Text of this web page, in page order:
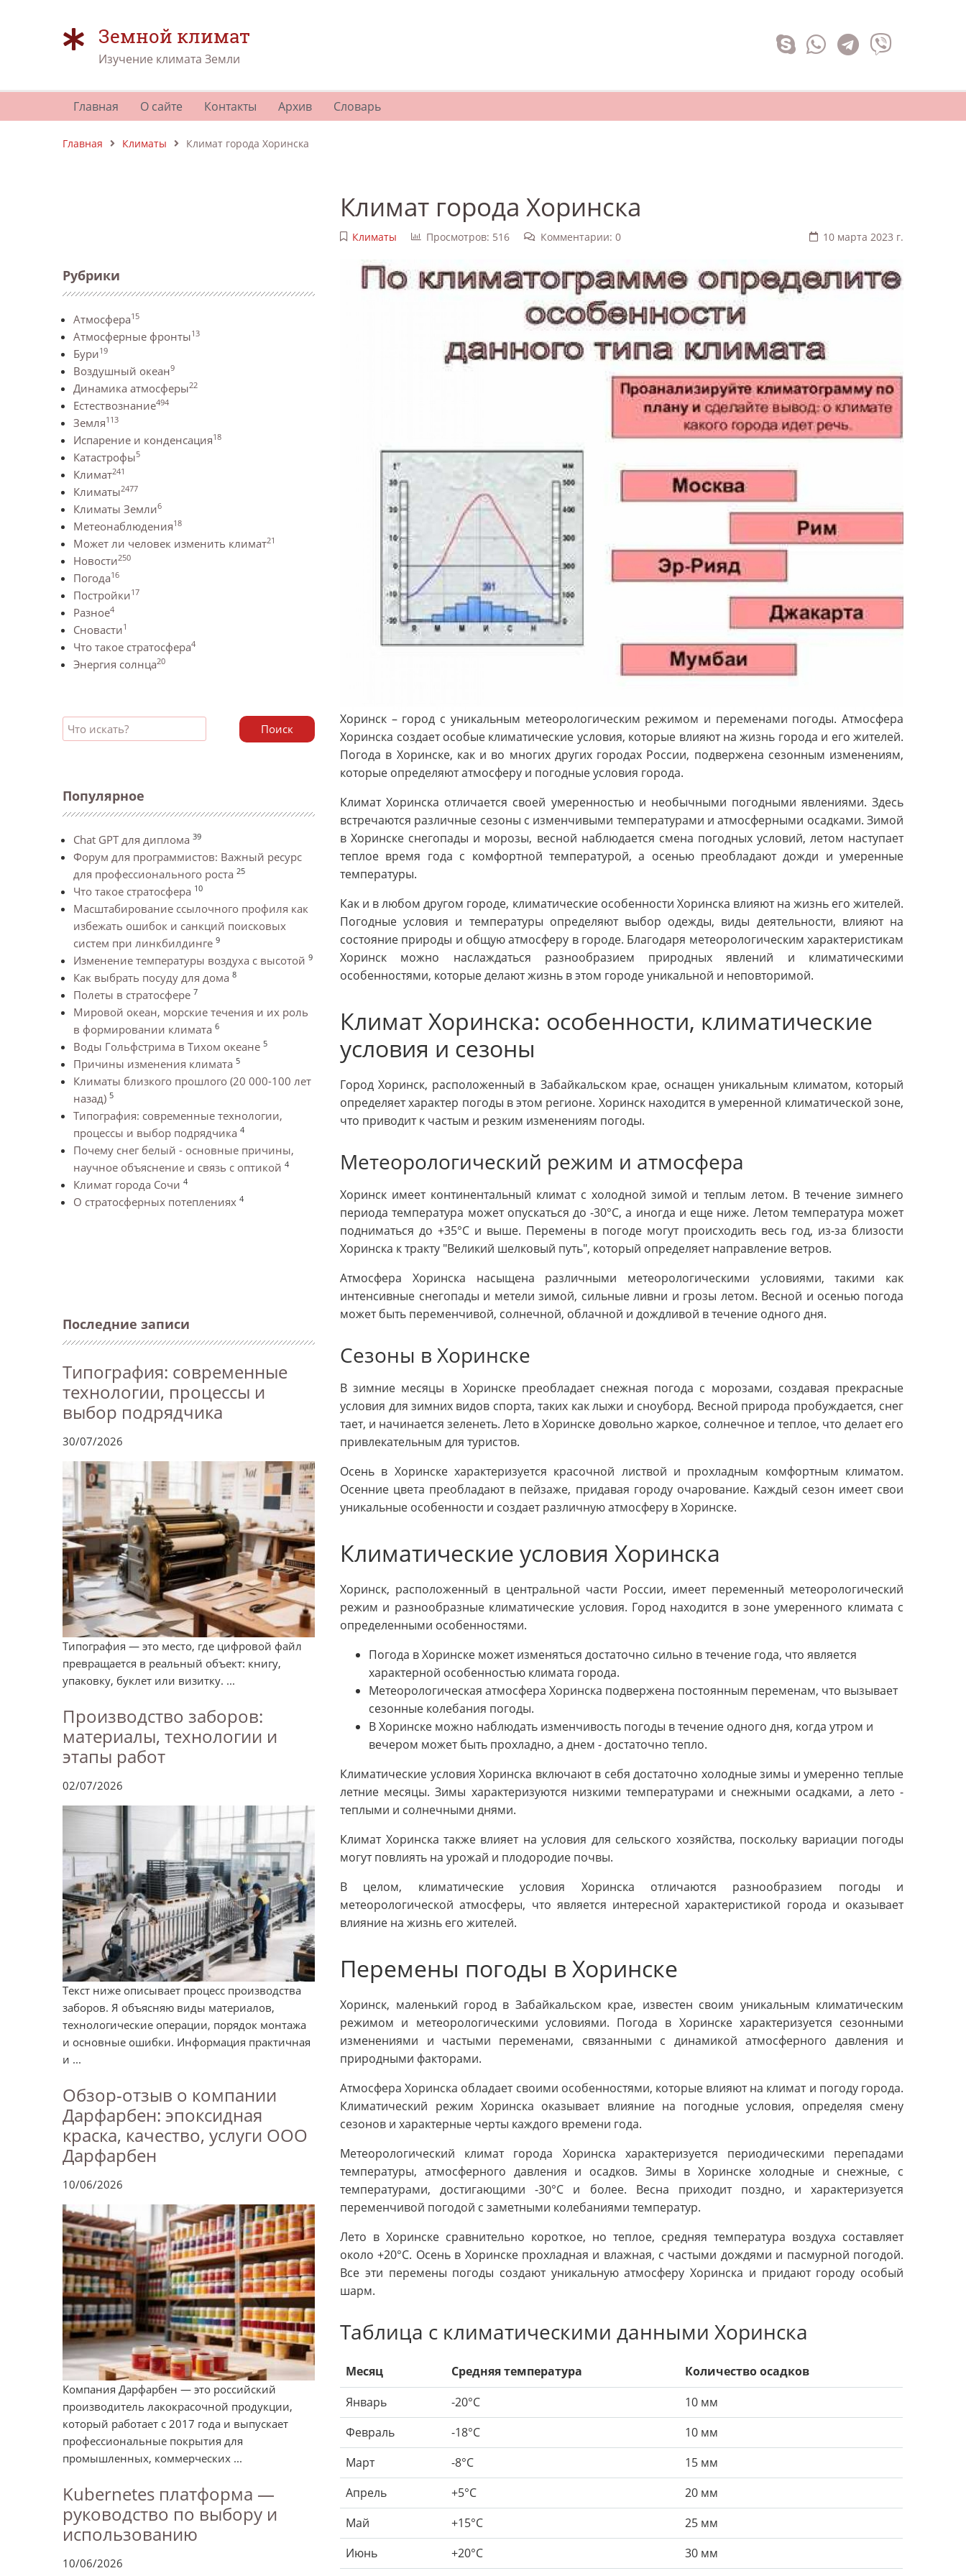
Земной климат
Изучение климата Земли
Главная О сайте Контакты Архив Словарь
Главная Климаты Климат города Хоринска
Рубрики
Атмосфера15
Атмосферные фронты13
Бури19
Воздушный океан9
Динамика атмосферы22
Естествознание494
Земля113
Испарение и конденсация18
Катастрофы5
Климат241
Климаты2477
Климаты Земли6
Метеонаблюдения18
Может ли человек изменить климат21
Новости250
Погода16
Постройки17
Разное4
Сновасти1
Что такое стратосфера4
Энергия солнца20
Поиск
Популярное
Chat GPT для диплома 39
Форум для программистов: Важный ресурс
для профессионального роста 25
Что такое стратосфера 10
Масштабирование ссылочного профиля как
избежать ошибок и санкций поисковых
систем при линкбилдинге 9
Изменение температуры воздуха с высотой 9
Как выбрать посуду для дома 8
Полеты в стратосфере 7
Мировой океан, морские течения и их роль
в формировании климата 6
Воды Гольфстрима в Тихом океане 5
Причины изменения климата 5
Климаты близкого прошлого (20 000-100 лет
назад) 5
Типография: современные технологии,
процессы и выбор подрядчика 4
Почему снег белый - основные причины,
научное объяснение и связь с оптикой 4
Климат города Сочи 4
О стратосферных потеплениях 4
Последние записи
Типография: современные
технологии, процессы и
выбор подрядчика
30/07/2026
Типография — это место, где цифровой файл
превращается в реальный объект: книгу,
упаковку, буклет или визитку. ...
Производство заборов:
материалы, технологии и
этапы работ
02/07/2026
Текст ниже описывает процесс производства
заборов. Я объясняю виды материалов,
технологические операции, порядок монтажа
и основные ошибки. Информация практичная
и ...
Обзор-отзыв о компании
Дарфарбен: эпоксидная
краска, качество, услуги ООО
Дарфарбен
10/06/2026
Компания Дарфарбен — это российский
производитель лакокрасочной продукции,
который работает с 2017 года и выпускает
профессиональные покрытия для
промышленных, коммерческих ...
Kubernetes платформа —
руководство по выбору и
использованию
10/06/2026
Климат города Хоринска
Климаты Просмотров: 516 Комментарии: 0 10 марта 2023 г.
Хоринск – город с уникальным метеорологическим режимом и переменами погоды. Атмосфера
Хоринска создает особые климатические условия, которые влияют на жизнь города и его жителей.
Погода в Хоринске, как и во многих других городах России, подвержена сезонным изменениям,
которые определяют атмосферу и погодные условия города.
Климат Хоринска отличается своей умеренностью и необычными погодными явлениями. Здесь
встречаются различные сезоны с изменчивыми температурами и атмосферными осадками. Зимой
в Хоринске снегопады и морозы, весной наблюдается смена погодных условий, летом наступает
теплое время года с комфортной температурой, а осенью преобладают дожди и умеренные
температуры.
Как и в любом другом городе, климатические особенности Хоринска влияют на жизнь его жителей.
Погодные условия и температуры определяют выбор одежды, виды деятельности, влияют на
состояние природы и общую атмосферу в городе. Благодаря метеорологическим характеристикам
Хоринск можно наслаждаться разнообразием природных явлений и климатическими
особенностями, которые делают жизнь в этом городе уникальной и неповторимой.
Климат Хоринска: особенности, климатические
условия и сезоны
Город Хоринск, расположенный в Забайкальском крае, оснащен уникальным климатом, который
определяет характер погоды в этом регионе. Хоринск находится в умеренной климатической зоне,
что приводит к частым и резким изменениям погоды.
Метеорологический режим и атмосфера
Хоринск имеет континентальный климат с холодной зимой и теплым летом. В течение зимнего
периода температура может опускаться до -30°C, а иногда и еще ниже. Летом температура может
подниматься до +35°C и выше. Перемены в погоде могут происходить весь год, из-за близости
Хоринска к тракту "Великий шелковый путь", который определяет направление ветров.
Атмосфера Хоринска насыщена различными метеорологическими условиями, такими как
интенсивные снегопады и метели зимой, сильные ливни и грозы летом. Весной и осенью погода
может быть переменчивой, солнечной, облачной и дождливой в течение одного дня.
Сезоны в Хоринске
В зимние месяцы в Хоринске преобладает снежная погода с морозами, создавая прекрасные
условия для зимних видов спорта, таких как лыжи и сноуборд. Весной природа пробуждается, снег
тает, и начинается зеленеть. Лето в Хоринске довольно жаркое, солнечное и теплое, что делает его
привлекательным для туристов.
Осень в Хоринске характеризуется красочной листвой и прохладным комфортным климатом.
Осенние цвета преобладают в пейзаже, придавая городу очарование. Каждый сезон имеет свои
уникальные особенности и создает различную атмосферу в Хоринске.
Климатические условия Хоринска
Хоринск, расположенный в центральной части России, имеет переменный метеорологический
режим и разнообразные климатические условия. Город находится в зоне умеренного климата с
определенными особенностями.
Погода в Хоринске может изменяться достаточно сильно в течение года, что является
характерной особенностью климата города.
Метеорологическая атмосфера Хоринска подвержена постоянным переменам, что вызывает
сезонные колебания погоды.
В Хоринске можно наблюдать изменчивость погоды в течение одного дня, когда утром и
вечером может быть прохладно, а днем - достаточно тепло.
Климатические условия Хоринска включают в себя достаточно холодные зимы и умеренно теплые
летние месяцы. Зимы характеризуются низкими температурами и снежными осадками, а лето -
теплыми и солнечными днями.
Климат Хоринска также влияет на условия для сельского хозяйства, поскольку вариации погоды
могут повлиять на урожай и плодородие почвы.
В целом, климатические условия Хоринска отличаются разнообразием погоды и
метеорологической атмосферы, что является интересной характеристикой города и оказывает
влияние на жизнь его жителей.
Перемены погоды в Хоринске
Хоринск, маленький город в Забайкальском крае, известен своим уникальным климатическим
режимом и метеорологическими условиями. Погода в Хоринске характеризуется сезонными
изменениями и частыми переменами, связанными с динамикой атмосферного давления и
природными факторами.
Атмосфера Хоринска обладает своими особенностями, которые влияют на климат и погоду города.
Климатический режим Хоринска оказывает влияние на погодные условия, определяя смену
сезонов и характерные черты каждого времени года.
Метеорологический климат города Хоринска характеризуется периодическими перепадами
температуры, атмосферного давления и осадков. Зимы в Хоринске холодные и снежные, с
температурами, достигающими -30°C и более. Весна приходит поздно, и характеризуется
переменчивой погодой с заметными колебаниями температур.
Лето в Хоринске сравнительно короткое, но теплое, средняя температура воздуха составляет
около +20°C. Осень в Хоринске прохладная и влажная, с частыми дождями и пасмурной погодой.
Все эти перемены погоды создают уникальную атмосферу Хоринска и придают городу особый
шарм.
Таблица с климатическими данными Хоринска
Месяц Средняя температура
Количество осадков
Январь
-20°C
10 мм
Февраль
-18°C
10 мм
Март
-8°C
15 мм
Апрель
+5°C
20 мм
Май
+15°C
25 мм
Июнь
+20°C
30 мм